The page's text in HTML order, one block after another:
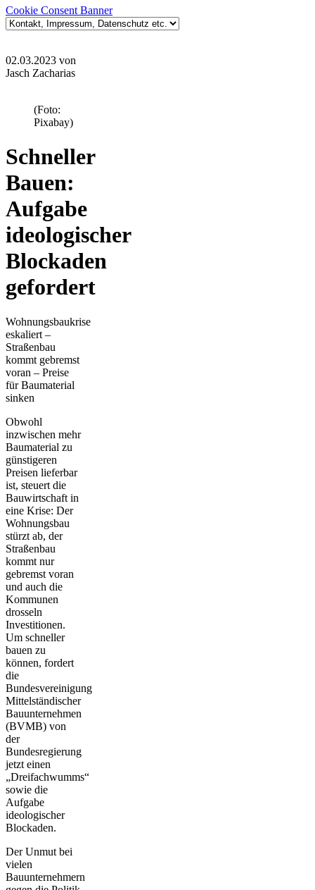
Cookie Consent Banner
02.03.2023 von
Jasch Zacharias
(Foto:
Pixabay)
Schneller
Bauen:
Aufgabe
ideologischer
Blockaden
gefordert
Wohnungsbaukrise
eskaliert –
Straßenbau
kommt gebremst
voran – Preise
für Baumaterial
sinken
Obwohl
inzwischen mehr
Baumaterial zu
günstigeren
Preisen lieferbar
ist, steuert die
Bauwirtschaft in
eine Krise: Der
Wohnungsbau
stürzt ab, der
Straßenbau
kommt nur
gebremst voran
und auch die
Kommunen
drosseln
Investitionen.
Um schneller
bauen zu
können, fordert
die
Bundesvereinigung
Mittelständischer
Bauunternehmen
(BVMB) von
der
Bundesregierung
jetzt einen
„Dreifachwumms“
sowie die
Aufgabe
ideologischer
Blockaden.
Der Unmut bei
vielen
Bauunternehmern